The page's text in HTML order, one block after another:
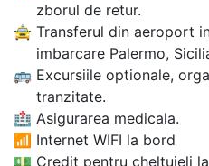
zborul de retur.
🚖 Transferul din aeroport
imbarcare Palermo,
🚌 Excursiile optionale,
tranzitate.
🏥 Asigurarea medicala.
📶 Internet WIFI la bord
💵 Credit pentru cheltuieli